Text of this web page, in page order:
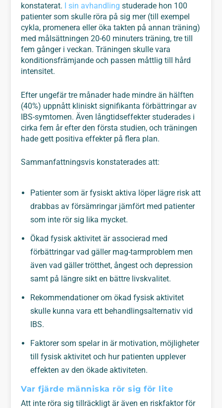
konstaterat. I sin avhandling studerade hon 100
patienter som skulle röra på sig mer (till exempel
cykla, promenera eller öka takten på annan träning)
med målsättningen 20-60 minuters träning, tre till
fem gånger i veckan. Träningen skulle vara
konditionsfrämjande och passen måttlig till hård
intensitet.
Efter ungefär tre månader hade mindre än hälften
(40%) uppnått kliniskt signifikanta förbättringar av
IBS-symtomen. Även långtidseffekter studerades i
cirka fem år efter den första studien, och träningen
hade gett positiva effekter på flera plan.
Sammanfattningsvis konstaterades att:
Patienter som är fysiskt aktiva löper lägre risk att
drabbas av försämringar jämfört med patienter
som inte rör sig lika mycket.
Ökad fysisk aktivitet är associerad med
förbättringar vad gäller mag-tarmproblem men
även vad gäller trötthet, ångest och depression
samt på längre sikt en bättre livskvalitet.
Rekommendationer om ökad fysisk aktivitet
skulle kunna vara ett behandlingsalternativ vid
IBS.
Faktorer som spelar in är motivation, möjligheter
till fysisk aktivitet och hur patienten upplever
effekten av den ökade aktiviteten.
Var fjärde människa rör sig för lite
Att inte röra sig tillräckligt är även en riskfaktor för